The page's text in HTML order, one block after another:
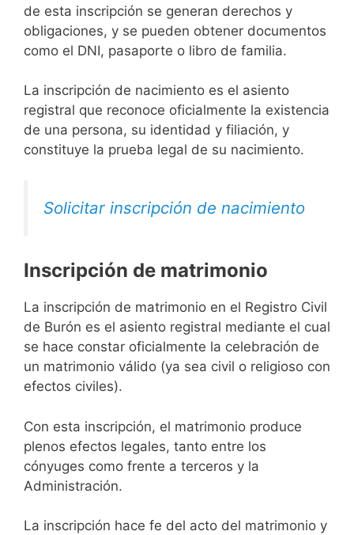
de esta inscripción se generan derechos y
obligaciones, y se pueden obtener documentos
como el DNI, pasaporte o libro de familia.
La inscripción de nacimiento es el asiento
registral que reconoce oficialmente la existencia
de una persona, su identidad y filiación, y
constituye la prueba legal de su nacimiento.
Solicitar inscripción de nacimiento
Inscripción de matrimonio
La inscripción de matrimonio en el Registro Civil
de Burón es el asiento registral mediante el cual
se hace constar oficialmente la celebración de
un matrimonio válido (ya sea civil o religioso con
efectos civiles).
Con esta inscripción, el matrimonio produce
plenos efectos legales, tanto entre los
cónyuges como frente a terceros y la
Administración.
La inscripción hace fe del acto del matrimonio y